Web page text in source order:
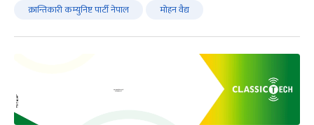
क्रान्तिकारी कम्युनिष्ट पार्टी नेपाल मोहन वैद्य